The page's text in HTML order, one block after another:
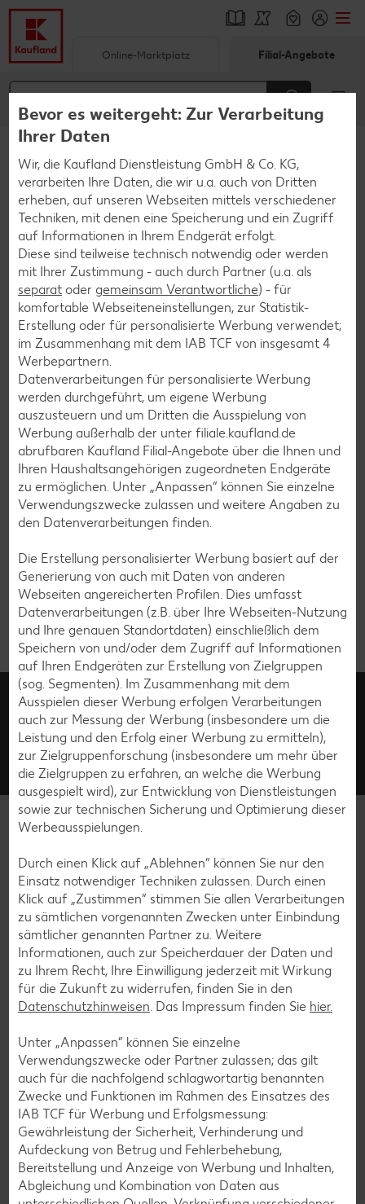
Footer
Online-Marktplatz Filial-Angebote
Startseite suche
Suchen Suchen
TENA(2)
Kategorien
Angebote (2)
Webseite (0)
Rezepte (0)
Zu deiner Suchanfrage konnten in unserem
Sortiment leider keine Treffer gefunden werden.
Kundenmanagement
0800 / 15 28 352
Fragen rund um unsere Filialen? Unter der kostenfreien Rufnummer stehen wir von
Montag bis Samstag zwischen 8:00 und 19:00 Uhr zur Verfügung.
Kontakt Häufige Fragen
filiale.kaufland.de
Service
Unternehmen
Online-Marktplatz Kaufland.de
Abonniere unseren Kaufland-
Newsletter
Jetzt kostenlos anmelden und mehr entdecken. Wir freuen
uns!
Deine E-Mail-Adresse
Bevor es weitergeht: Zur Verarbeitung
Ihrer Daten
Wir, die Kaufland Dienstleistung GmbH & Co. KG,
verarbeiten Ihre Daten, die wir u.a. auch von Dritten
erheben, auf unseren Webseiten mittels verschiedener
Techniken, mit denen eine Speicherung und ein Zugriff
auf Informationen in Ihrem Endgerät erfolgt.
Diese sind teilweise technisch notwendig oder werden
mit Ihrer Zustimmung - auch durch Partner (u.a. als
separat oder gemeinsam Verantwortliche) - für
komfortable Webseiteneinstellungen, zur Statistik-
Erstellung oder für personalisierte Werbung verwendet;
im Zusammenhang mit dem IAB TCF von insgesamt 4
Werbepartnern.
Datenverarbeitungen für personalisierte Werbung
werden durchgeführt, um eigene Werbung
auszusteuern und um Dritten die Ausspielung von
Werbung außerhalb der unter filiale.kaufland.de
abrufbaren Kaufland Filial-Angebote über die Ihnen und
Ihren Haushaltsangehörigen zugeordneten Endgeräte
zu ermöglichen. Unter „Anpassen“ können Sie einzelne
Verwendungszwecke zulassen und weitere Angaben zu
den Datenverarbeitungen finden.
Die Erstellung personalisierter Werbung basiert auf der
Generierung von auch mit Daten von anderen
Webseiten angereicherten Profilen. Dies umfasst
Datenverarbeitungen (z.B. über Ihre Webseiten-Nutzung
und Ihre genauen Standortdaten) einschließlich dem
Speichern von und/oder dem Zugriff auf Informationen
auf Ihren Endgeräten zur Erstellung von Zielgruppen
(sog. Segmenten). Im Zusammenhang mit dem
Ausspielen dieser Werbung erfolgen Verarbeitungen
auch zur Messung der Werbung (insbesondere um die
Leistung und den Erfolg einer Werbung zu ermitteln),
zur Zielgruppenforschung (insbesondere um mehr über
die Zielgruppen zu erfahren, an welche die Werbung
ausgespielt wird), zur Entwicklung von Dienstleistungen
sowie zur technischen Sicherung und Optimierung dieser
Werbeausspielungen.
Durch einen Klick auf „Ablehnen“ können Sie nur den
Einsatz notwendiger Techniken zulassen. Durch einen
Klick auf „Zustimmen“ stimmen Sie allen Verarbeitungen
zu sämtlichen vorgenannten Zwecken unter Einbindung
sämtlicher genannten Partner zu. Weitere
Informationen, auch zur Speicherdauer der Daten und
zu Ihrem Recht, Ihre Einwilligung jederzeit mit Wirkung
für die Zukunft zu widerrufen, finden Sie in den
Datenschutzhinweisen . Das Impressum finden Sie hier.
Unter „Anpassen“ können Sie einzelne
Verwendungszwecke oder Partner zulassen; das gilt
auch für die nachfolgend schlagwortartig benannten
Zwecke und Funktionen im Rahmen des Einsatzes des
IAB TCF für Werbung und Erfolgsmessung:
Gewährleistung der Sicherheit, Verhinderung und
Aufdeckung von Betrug und Fehlerbehebung,
Bereitstellung und Anzeige von Werbung und Inhalten,
Abgleichung und Kombination von Daten aus